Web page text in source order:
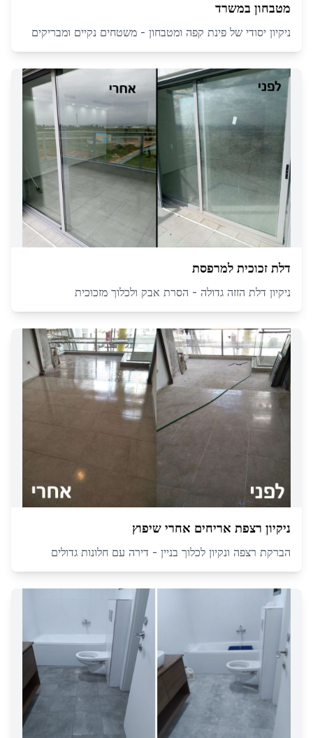
מטבחון במשרד
ניקיון יסודי של פינת קפה ומטבחון - משטחים נקיים ומבריקים
דלת זכוכית למרפסת
ניקיון דלת הזזה גדולה - הסרת אבק ולכלוך מזכוכית
ניקיון רצפת אריחים אחרי שיפוץ
הברקת רצפה ונקיון לכלוך בניין - דירה עם חלונות גדולים